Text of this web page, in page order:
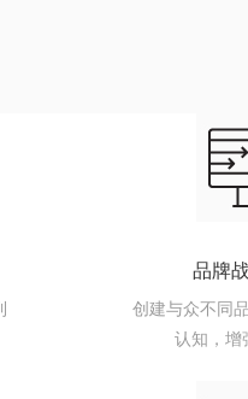
品牌
创建与众不同
认知，增